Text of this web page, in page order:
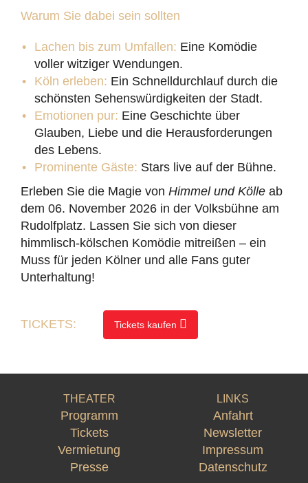
Warum Sie dabei sein sollten
Lachen bis zum Umfallen: Eine Komödie
voller witziger Wendungen.
Köln erleben: Ein Schnelldurchlauf durch die
schönsten Sehenswürdigkeiten der Stadt.
Emotionen pur: Eine Geschichte über
Glauben, Liebe und die Herausforderungen
des Lebens.
Prominente Gäste: Stars live auf der Bühne.
Erleben Sie die Magie von Himmel und Kölle ab
dem 06. November 2026 in der Volksbühne am
Rudolfplatz. Lassen Sie sich von dieser
himmlisch-kölschen Komödie mitreißen – ein
Muss für jeden Kölner und alle Fans guter
Unterhaltung!
TICKETS: Tickets kaufen
THEATER
Programm
Tickets
Vermietung
Presse
LINKS
Anfahrt
Newsletter
Impressum
Datenschutz